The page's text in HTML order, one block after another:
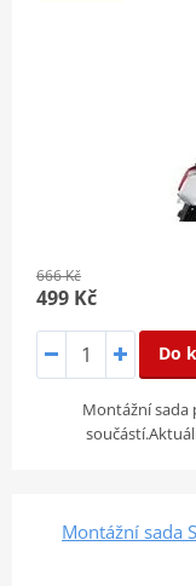
666 Kč
499 Kč
Do
Montážní sada
Montážní sada